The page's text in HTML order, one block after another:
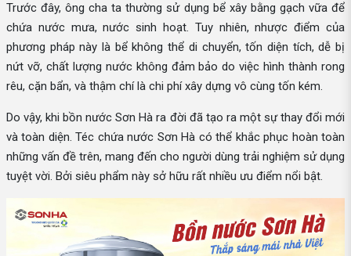
Trước đây, ông cha ta thường sử dụng bể xây bằng gạch vữa để
chứa nước mưa, nước sinh hoạt. Tuy nhiên, nhược điểm của
phương pháp này là bể không thể di chuyển, tốn diện tích, dễ bị
nứt vỡ, chất lượng nước không đảm bảo do việc hình thành rong
rêu, cặn bẩn, và thậm chí là chi phí xây dựng vô cùng tốn kém.
Do vậy, khi bồn nước Sơn Hà ra đời đã tạo ra một sự thay đổi mới
và toàn diện. Téc chứa nước Sơn Hà có thể khắc phục hoàn toàn
những vấn đề trên, mang đến cho người dùng trải nghiệm sử dụng
tuyệt vời. Bởi siêu phẩm này sở hữu rất nhiều ưu điểm nổi bật.